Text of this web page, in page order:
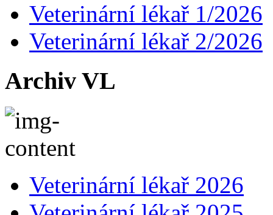
Veterinární lékař 1/2026
Veterinární lékař 2/2026
Archiv VL
Veterinární lékař 2026